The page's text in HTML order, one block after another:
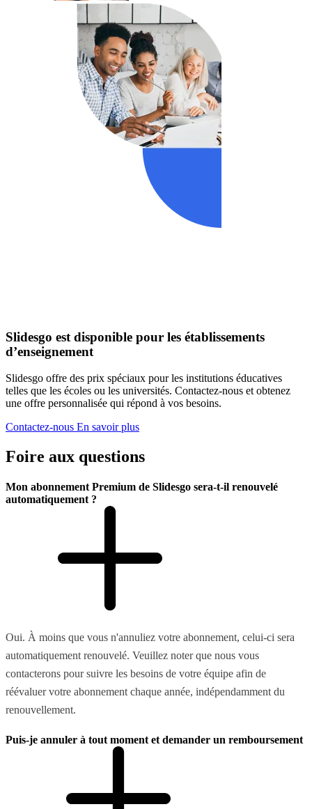
Slidesgo est disponible pour les établissements
d’enseignement
Slidesgo offre des prix spéciaux pour les institutions éducatives
telles que les écoles ou les universités. Contactez-nous et obtenez
une offre personnalisée qui répond à vos besoins.
Contactez-nous En savoir plus
Foire aux questions
Mon abonnement Premium de Slidesgo sera-t-il renouvelé
automatiquement ?
Oui. À moins que vous n'annuliez votre abonnement, celui-ci sera
automatiquement renouvelé. Veuillez noter que nous vous
contacterons pour suivre les besoins de votre équipe afin de
réévaluer votre abonnement chaque année, indépendamment du
renouvellement.
Puis-je annuler à tout moment et demander un remboursement